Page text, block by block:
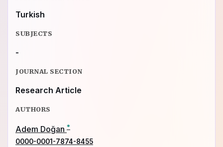
Turkish
SUBJECTS
-
JOURNAL SECTION
Research Article
AUTHORS
Adem Doğan *
0000-0001-7874-8455